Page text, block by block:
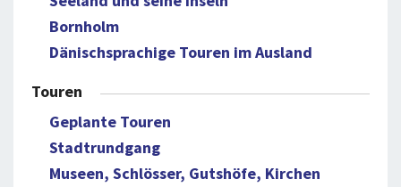
Bornholm
Dänischsprachige Touren im Ausland
Touren
Geplante Touren
Stadtrundgang
Museen, Schlösser, Gutshöfe, Kirchen